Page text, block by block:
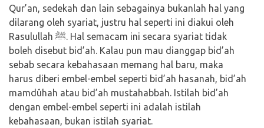
Qur’an, sedekah dan lain sebagainya bukanlah hal yang
dilarang oleh syariat, justru hal seperti ini diakui oleh
Rasulullah ﷺ. Hal semacam ini secara syariat tidak
boleh disebut bid’ah. Kalau pun mau dianggap bid’ah
sebab secara kebahasaan memang hal baru, maka
harus diberi embel-embel seperti bid’ah hasanah, bid’ah
mamdûhah atau bid’ah mustahabbah. Istilah bid’ah
dengan embel-embel seperti ini adalah istilah
kebahasaan, bukan istilah syariat.